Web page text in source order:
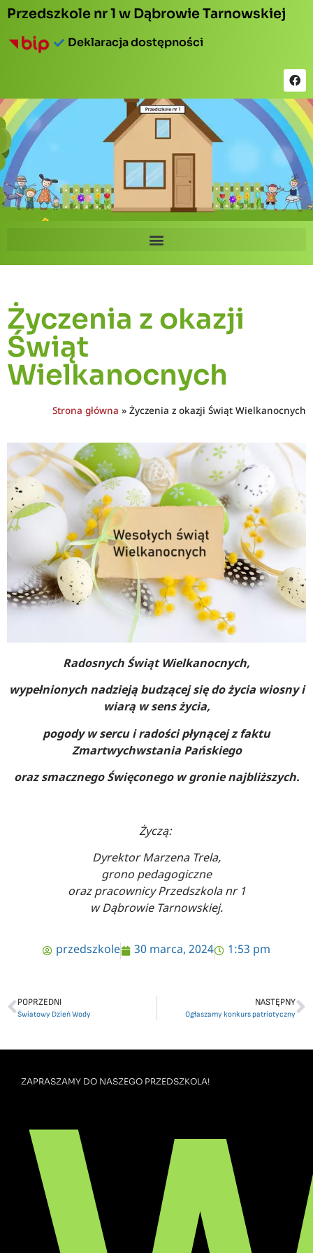
Przedszkole nr 1 w Dąbrowie Tarnowskiej
Deklaracja dostępności
Życzenia z okazji
Świąt
Wielkanocnych
Strona główna » Życzenia z okazji Świąt Wielkanocnych
Radosnych Świąt Wielkanocnych,
wypełnionych nadzieją budzącej się do życia wiosny i
wiarą w sens życia,
pogody w sercu i radości płynącej z faktu
Zmartwychwstania Pańskiego
oraz smacznego Święconego w gronie najbliższych.
Życzą:
Dyrektor Marzena Trela,
grono pedagogiczne
oraz pracownicy Przedszkola nr 1
w Dąbrowie Tarnowskiej.
przedszkole 30 marca, 2024 1:53 pm
POPRZEDNI
Światowy Dzień Wody
NASTĘPNY
Ogłaszamy konkurs patriotyczny
ZAPRASZAMY DO NASZEGO PRZEDSZKOLA!